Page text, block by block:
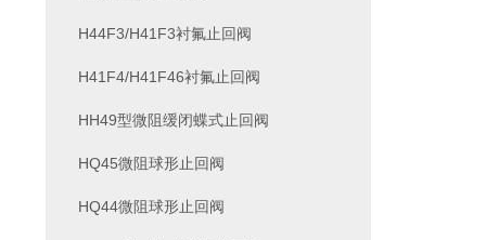
H44F3/H41F3衬氟止回阀
H41F4/H41F46衬氟止回阀
HH49型微阻缓闭蝶式止回阀
HQ45微阻球形止回阀
HQ44微阻球形止回阀